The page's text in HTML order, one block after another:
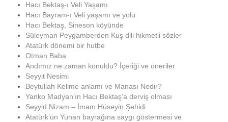
Hacı Bektaş-ı Veli Yaşamı
Hacı Bayram-ı Veli yaşamı ve yolu
Hacı Bektaş, Sineson köyünde
Süleyman Peygamberden Kuş dili hikmetli sözler
Atatürk dönemi bir hutbe
Otman Baba
Andımız ne zaman konuldu? İçeriği ve öneriler
Seyyit Nesimi
Beytullah Kelime anlamı ve Manası Nedir?
Yanko Madyan’ın Hacı Bektaş’a derviş olması
Seyyid Nizam – İmam Hüseyin Şehidi
Atatürk’ün Yunan bayrağına saygı göstermesi ve